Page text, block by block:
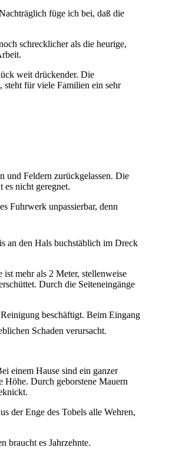
füge ich bei, daß die
schrecklicher als die heurige,
weit drückender. Die
für viele Familien ein sehr
und Feldern zurückgelassen. Die
es nicht geregnet.
Fuhrwerk unpassierbar, denn
an den Hals buchstäblich im Dreck
mehr als 2 Meter, stellenweise
Durch die Seiteneingänge
beschäftigt. Beim Eingang
Schaden verursacht.
einem Hause sind ein ganzer
Höhe. Durch geborstene Mauern
der Enge des Tobels alle Wehren,
braucht es Jahrzehnte.